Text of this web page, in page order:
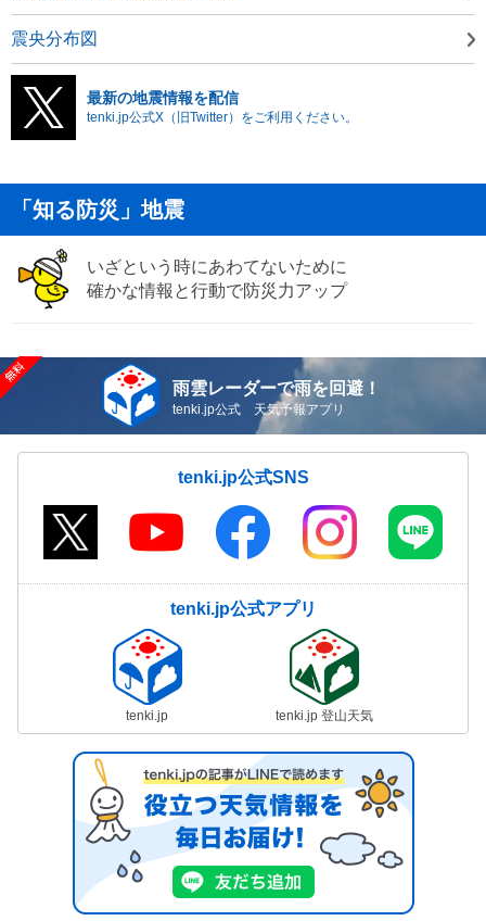
震央分布図
最新の地震情報を配信
tenki.jp公式X（旧Twitter）をご利用ください。
「知る防災」地震
いざという時にあわてないために
確かな情報と行動で防災力アップ
雨雲レーダーで雨を回避！
tenki.jp公式 天気予報アプリ
tenki.jp公式SNS
tenki.jp公式アプリ
tenki.jp tenki.jp 登山天気